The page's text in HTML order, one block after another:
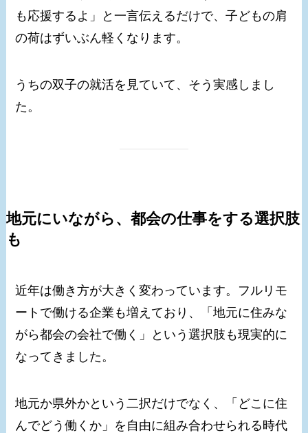
も応援するよ」と一言伝えるだけで、子どもの肩
の荷はずいぶん軽くなります。
うちの双子の就活を見ていて、そう実感しまし
た。
地元にいながら、都会の仕事をする選択肢
も
近年は働き方が大きく変わっています。フルリモ
ートで働ける企業も増えており、「地元に住みな
がら都会の会社で働く」という選択肢も現実的に
なってきました。
地元か県外かという二択だけでなく、「どこに住
んでどう働くか」を自由に組み合わせられる時代